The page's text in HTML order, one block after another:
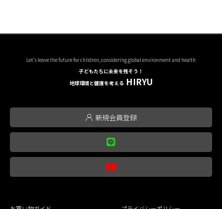
Let's leave the future for children, considering global environment and health
子どもたちに未来を残そう！
地球環境と健康を考える HIRYU
新規会員登録